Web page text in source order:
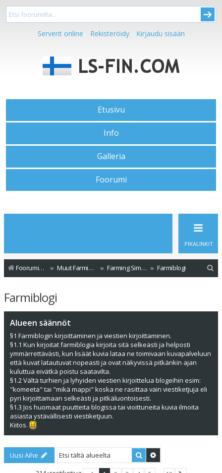
Serverit online Rekisteröidy Kirjaudu sisään
Etusivu
Info
Galleria
Foorumi
PIKALINKIT
Foorumin etusivu Muut Farming Simulator versiot Farming Simulator 2013 Farmiblogi
Farmiblogi
Alueen säännöt
§1 Farmiblogin kirjoittaminen ja viestien kirjoittaminen.
§1.1 Kun kirjoitat farmiblogia kirjoita sitä selkeästi ja helposti
ymmärrettävästi, kun lisäät kuvia lataa ne toimivaan kuvapalveluun
että kuvat latautuvat nopeasti ja ovat näkyvissä pitkänkin ajan
kuluttua eivätkä poistu saatavilta.
§1.2 Vältä turhien ja lyhyiden viestien kirjoittelua blogeihin esim:
"komeeta" tai "mikä mappi" koska ne rasittaa vain viestiketjuja eli
pyri kirjoittamaan selkeästi ja pitkäluontoisesti.
§1.3 Jos huomaat puutteita blogissa tai vioittuneita kuvia ilmoita
asiasta ystävällisesti viestiketjuun.
Kiitos.
Uusi Aihe Etsi